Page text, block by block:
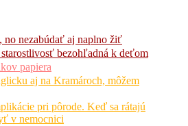
no nezabúdať aj naplno žiť
bezohľadná k deťom
papiera
aj na Kramároch, môžem
pri pôrode. Keď sa rátajú
v nemocnici